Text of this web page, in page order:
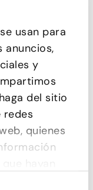
usan para
anuncios,
y
del sitio
quienes